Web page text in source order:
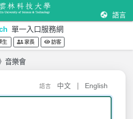
語言
單一入口服務網
生 家長 訪客
音樂會
語言 中文 English